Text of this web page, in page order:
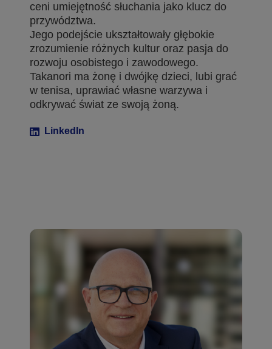
ceni umiejętność słuchania jako klucz do
przywództwa.
Jego podejście ukształtowały głębokie
zrozumienie różnych kultur oraz pasja do
rozwoju osobistego i zawodowego.
Takanori ma żonę i dwójkę dzieci, lubi grać
w tenisa, uprawiać własne warzywa i
odkrywać świat ze swoją żoną.
LinkedIn